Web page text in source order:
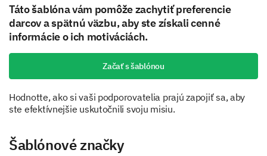
Táto šablóna vám pomôže zachytiť preferencie
darcov a spätnú väzbu, aby ste získali cenné
informácie o ich motiváciách.
Začať s šablónou
Hodnotte, ako si vaši podporovatelia prajú zapojiť sa, aby
ste efektívnejšie uskutočnili svoju misiu.
Šablónové značky